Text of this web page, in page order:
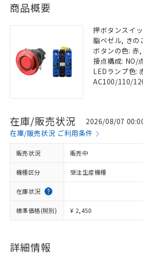
商品概要
押ボタンスイ
脂ベゼル, きの
ボタンの色: 赤
接点構成: NO/
LEDランプ色:
AC100/110/
在庫/販売状況
2026/08/07
在庫/販売状況 ご利用条件
販売状況 販売中
機種区分 受注生産機種
在庫状況
標準価格(税別) ¥ 2,450
詳細情報